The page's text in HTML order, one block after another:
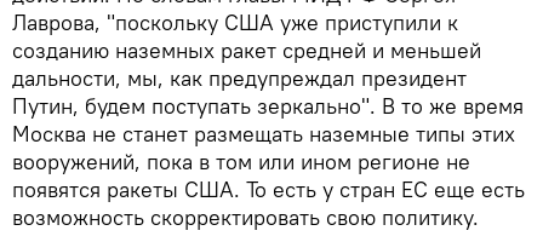
Лаврова, "поскольку США уже приступили к
созданию наземных ракет средней и меньшей
дальности, мы, как предупреждал президент
Путин, будем поступать зеркально". В то же время
Москва не станет размещать наземные типы этих
вооружений, пока в том или ином регионе не
появятся ракеты США. То есть у стран ЕС еще есть
возможность скорректировать свою политику.